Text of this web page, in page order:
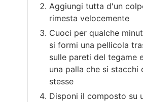
Aggiungi tutta d'un
rimesta velocemente
Cuoci per qualche
si formi una pellicola
sulle pareti del tegame
una palla che si stacchi
stesse
Disponi il composto su